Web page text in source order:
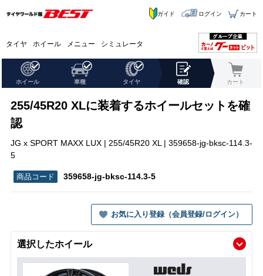
タイヤ ホイール メニュー シミュレータ
ガイド ログイン カート
ホイール 車種 タイヤ 確認 カート
255/45R20 XLに装着するホイールセットを確
認
JG x SPORT MAXX LUX | 255/45R20 XL | 359658-jg-bksc-114.3-
5
359658-jg-bksc-114.3-5
お気に入り登録（会員登録/ログイン）
選択したホイール